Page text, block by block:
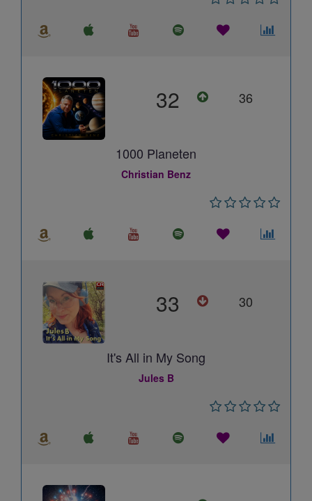
32 36
1000 Planeten
Christian Benz
33 30
It's All in My Song
Jules B